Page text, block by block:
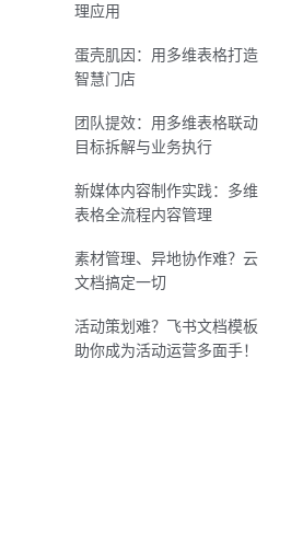
理应用
蛋壳肌因：用多维表格打造
智慧门店
团队提效：用多维表格联动
目标拆解与业务执行
新媒体内容制作实践：多维
表格全流程内容管理
素材管理、异地协作难？云
文档搞定一切
活动策划难？飞书文档模板
助你成为活动运营多面手！